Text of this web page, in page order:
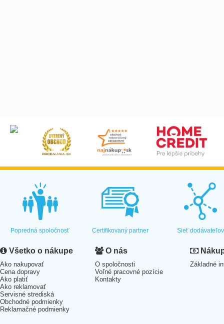
Popredná spoločnosť Certifikovaný partner Sieť dodávateľov
Všetko o nákupe
Ako nakupovať
Cena dopravy
Ako platiť
Ako reklamovať
Servisné strediská
Obchodné podmienky
Reklamačné podmienky
O nás
O spoločnosti
Voľné pracovné pozície
Kontakty
Základné